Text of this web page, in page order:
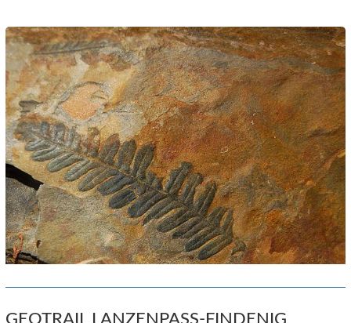
GEOTRAIL LANZENPASS-FINDENIG